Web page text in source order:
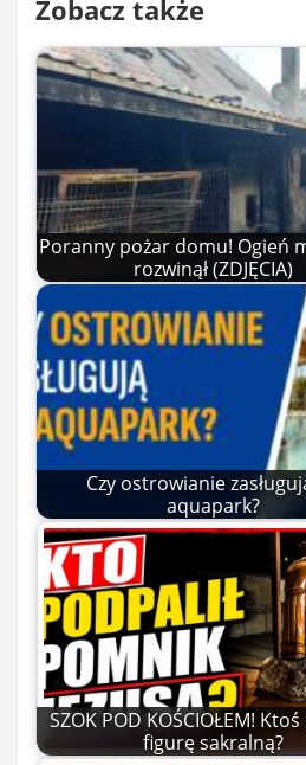
Zobacz także
Poranny pożar domu! Ogień
rozwinął (ZDJĘCIA)
Czy ostrowianie
aquapark?
SZOK POD KOŚCIOŁEM!
figurę sakralną?